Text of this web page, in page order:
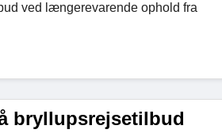
ved længerevarende ophold fra
bryllupsrejsetilbud